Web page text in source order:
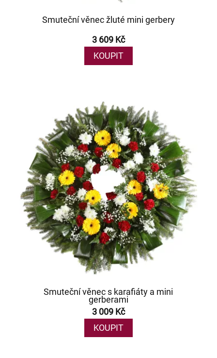
Smuteční věnec žluté mini gerbery
3 609 Kč
KOUPIT
Smuteční věnec s karafiáty a mini
gerberami
3 009 Kč
KOUPIT